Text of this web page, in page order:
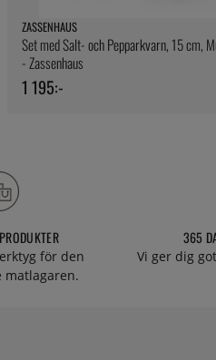
ZASSENHAUS
Set med Salt- och Pepparkvarn, 15 cm,
- Zassenhaus
1 195:-
för den
matlagaren.
365
Vi ger dig